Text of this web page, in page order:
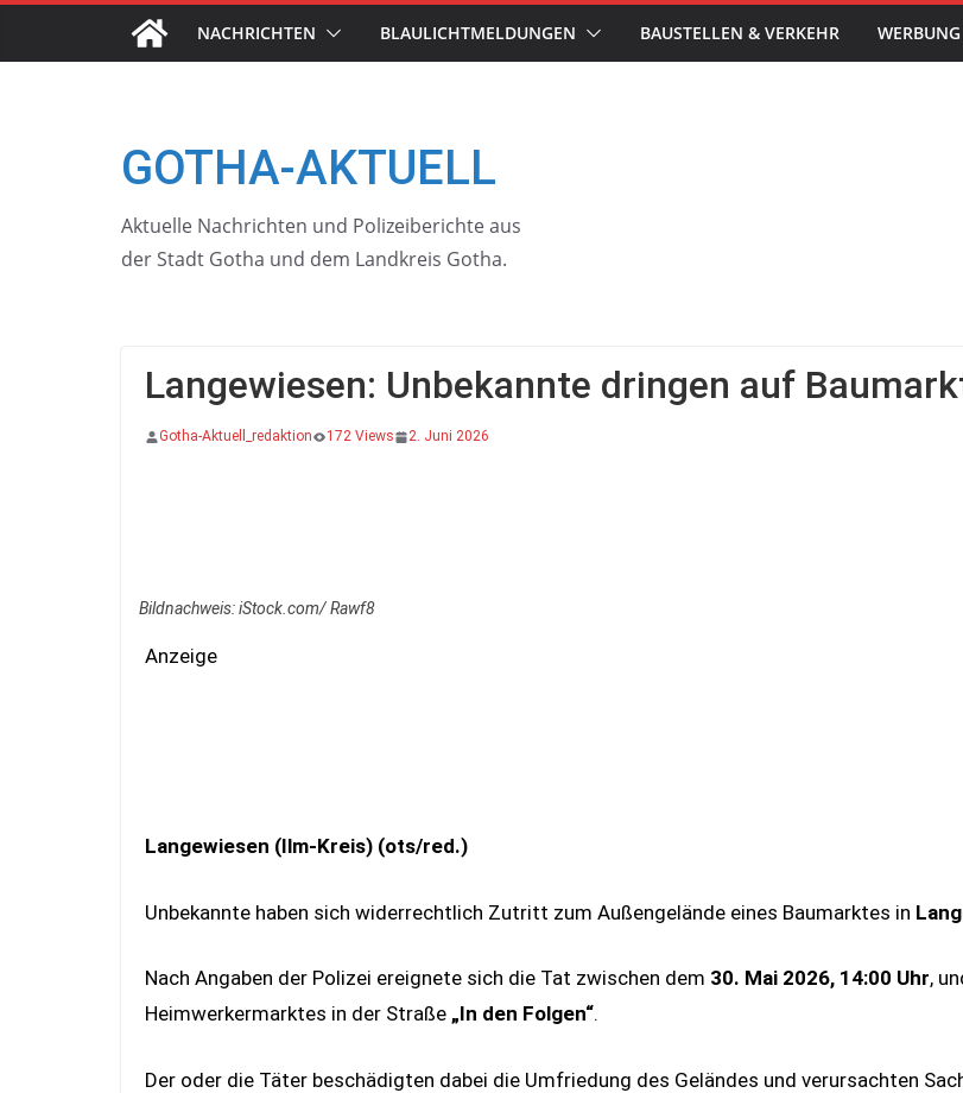
GOTHA-AKTUELL
Aktuelle Nachrichten und Polizeiberichte aus
der Stadt Gotha und dem Landkreis Gotha.
NACHRICHTEN BLAULICHTMELDUNGEN BAUSTELLEN & VERKEHR
Langewiesen: Unbekannte dringen auf
Gotha-Aktuell_redaktion 172 Views 2. Juni 2026
Bildnachweis: iStock.com/ Rawf8
Anzeige
Langewiesen (Ilm-Kreis) (ots/red.)
Unbekannte haben sich widerrechtlich Zutritt zum Außengelände eines Baumarktes in
Nach Angaben der Polizei ereignete sich die Tat zwischen dem 30. Mai 2026, 14:00 Uhr,
Heimwerkermarktes in der Straße „In den Folgen“.
Der oder die Täter beschädigten dabei die Umfriedung des Geländes und verursachten